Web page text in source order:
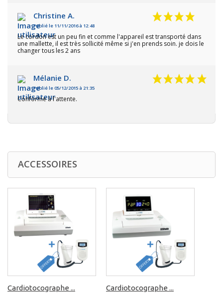
Christine A.
Publié le 11/11/2016 à 12:48
Le cordon est un peu fin et comme l'appareil est transporté dans
une mallette, il est très sollicité même si j'en prends soin. je dois le
changer tous les 2 ans
Mélanie D.
Publié le 05/12/2015 à 21:35
Conforme à l'attente.
ACCESSOIRES
Cardiotocographe ... Cardiotocographe ...